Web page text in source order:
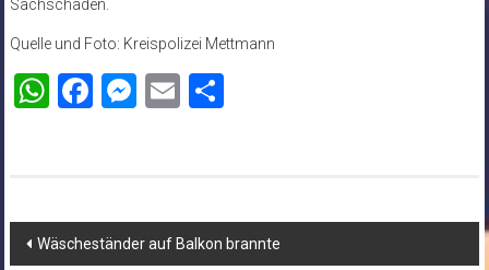
Sachschaden.
Quelle und Foto: Kreispolizei Mettmann
WhatsApp
Facebook
Messenger
EmailTeilen
Beitragsnavigation
Wäscheständer auf Balkon brannte